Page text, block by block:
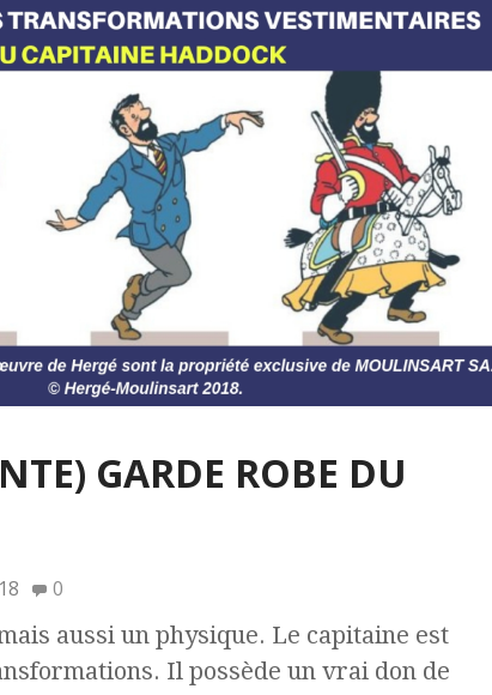
GARDE ROBE DU
0
aussi un physique. Le capitaine est
Il possède un vrai don de